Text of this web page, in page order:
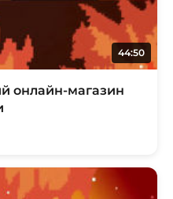
44:50
онлайн-магазин